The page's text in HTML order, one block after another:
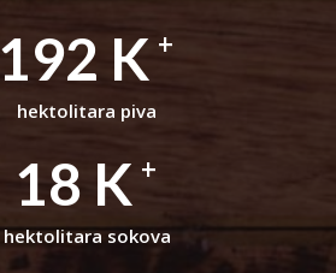
224 K+
hektolitara piva
22 K+
hektolitara sokova